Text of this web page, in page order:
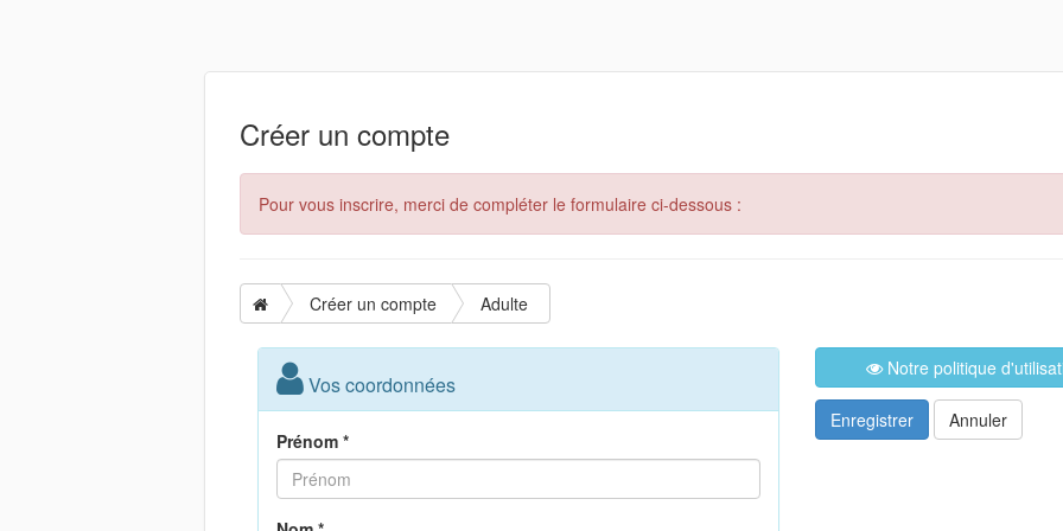
Créer un compte
Pour vous inscrire, merci de compléter le formulaire ci-dessous :
Créer un compte Adulte
Vos coordonnées
Prénom *
Notre politique
Enregistrer Annuler